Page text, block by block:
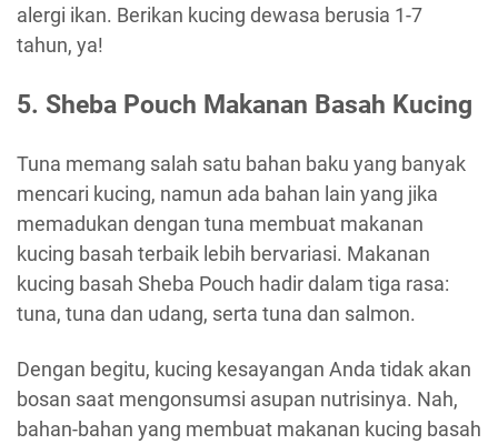
alergi ikan. Berikan kucing dewasa berusia 1-7
tahun, ya!
5. Sheba Pouch Makanan Basah Kucing
Tuna memang salah satu bahan baku yang banyak
mencari kucing, namun ada bahan lain yang jika
memadukan dengan tuna membuat makanan
kucing basah terbaik lebih bervariasi. Makanan
kucing basah Sheba Pouch hadir dalam tiga rasa:
tuna, tuna dan udang, serta tuna dan salmon.
Dengan begitu, kucing kesayangan Anda tidak akan
bosan saat mengonsumsi asupan nutrisinya. Nah,
bahan-bahan yang membuat makanan kucing basah